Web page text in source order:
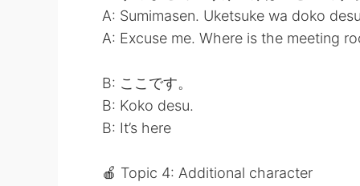
A: Sumimasen. Uketsuke wa doko
A: Excuse me. Where is the meeting
B: ここです。
B: Koko desu.
B: It’s here
🍎 Topic 4: Additional character